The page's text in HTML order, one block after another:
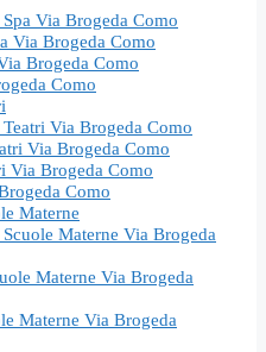
Via Brogeda Como
Via Brogeda Como
Brogeda Como
Como
Via Brogeda Como
Via Brogeda Como
Via Brogeda Como
Como
Materne
Materne Via Brogeda
Materne Via Brogeda
Materne Via Brogeda